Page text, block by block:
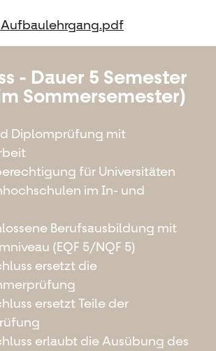
Aufbaulehrgang.pdf
- Dauer 5 Semester
Sommersemester)
Diplomprüfung mit
für Universitäten
im In- und
Berufsausbildung mit
(EQF 5/NQF 5)
ersetzt die
ersetzt Teile der
erlaubt die Ausübung des